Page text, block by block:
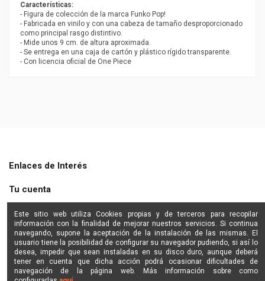
Características:
- Figura de colección de la marca Funko Pop!
- Fabricada en vinilo y con una cabeza de tamaño desproporcionado
como principal rasgo distintivo.
- Mide unos 9 cm. de altura aproximada.
- Se entrega en una caja de cartón y plástico rígido transparente.
- Con licencia oficial de One Piece
Enlaces de Interés
Tu cuenta
Shine Star
Contactanos
Este sitio web utiliza Cookies propias y de terceros para recopilar
información con la finalidad de mejorar nuestros servicios. Si continua
navegando, supone la aceptación de la instalación de las mismas. El
usuario tiene la posibilidad de configurar su navegador pudiendo, si así lo
desea, impedir que sean instaladas en su disco duro, aunque deberá
tener en cuenta que dicha acción podrá ocasionar dificultades de
navegación de la página web. Más información sobre como